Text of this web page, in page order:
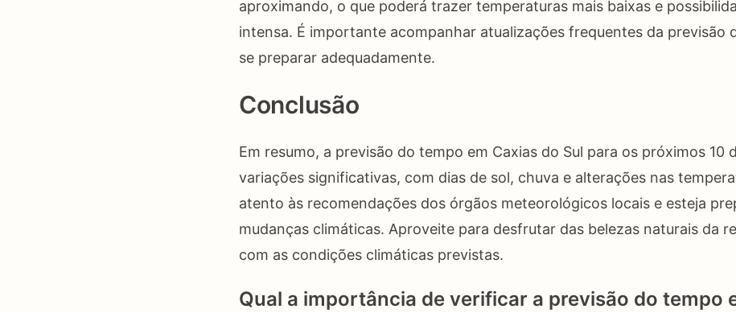
aproximando, o que poderá trazer temperaturas mais baixas e
intensa. É importante acompanhar atualizações frequentes da previsão
se preparar adequadamente.
Conclusão
Em resumo, a previsão do tempo em Caxias do Sul para os próximos 10
variações significativas, com dias de sol, chuva e alterações nas
atento às recomendações dos órgãos meteorológicos locais e esteja
mudanças climáticas. Aproveite para desfrutar das belezas naturais da
com as condições climáticas previstas.
Qual a importância de verificar a previsão do tempo